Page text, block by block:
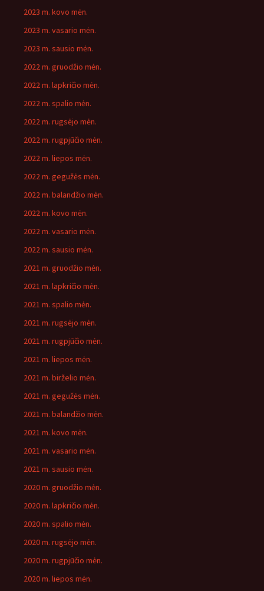
2023 m. kovo mėn.
2023 m. vasario mėn.
2023 m. sausio mėn.
2022 m. gruodžio mėn.
2022 m. lapkričio mėn.
2022 m. spalio mėn.
2022 m. rugsėjo mėn.
2022 m. rugpjūčio mėn.
2022 m. liepos mėn.
2022 m. gegužės mėn.
2022 m. balandžio mėn.
2022 m. kovo mėn.
2022 m. vasario mėn.
2022 m. sausio mėn.
2021 m. gruodžio mėn.
2021 m. lapkričio mėn.
2021 m. spalio mėn.
2021 m. rugsėjo mėn.
2021 m. rugpjūčio mėn.
2021 m. liepos mėn.
2021 m. birželio mėn.
2021 m. gegužės mėn.
2021 m. balandžio mėn.
2021 m. kovo mėn.
2021 m. vasario mėn.
2021 m. sausio mėn.
2020 m. gruodžio mėn.
2020 m. lapkričio mėn.
2020 m. spalio mėn.
2020 m. rugsėjo mėn.
2020 m. rugpjūčio mėn.
2020 m. liepos mėn.